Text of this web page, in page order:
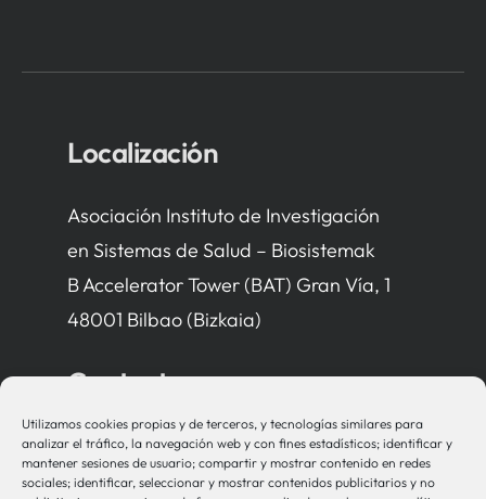
Utilizamos cookies propias y de terceros, y tecnologías similares para
analizar el tráfico, la navegación web y con fines estadísticos; identificar y
mantener sesiones de usuario; compartir y mostrar contenido en redes
sociales; identificar, seleccionar y mostrar contenidos publicitarios y no
Localización
Asociación Instituto de Investigación
en Sistemas de Salud – Biosistemak
B Accelerator Tower (BAT) Gran Vía, 1
48001 Bilbao (Bizkaia)
Contacto
bio-sistemak@bio-sistemak.eus
944 00 77 90